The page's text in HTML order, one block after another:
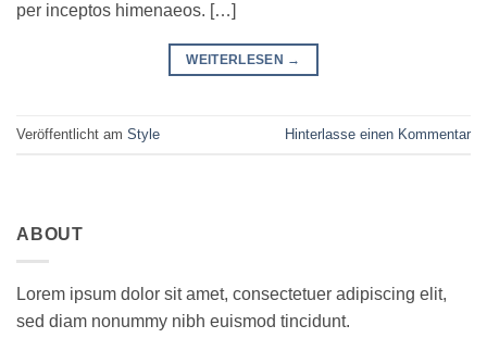
per inceptos himenaeos. […]
WEITERLESEN →
Veröffentlicht am Style Hinterlasse einen Kommentar
ABOUT
Lorem ipsum dolor sit amet, consectetuer adipiscing elit,
sed diam nonummy nibh euismod tincidunt.